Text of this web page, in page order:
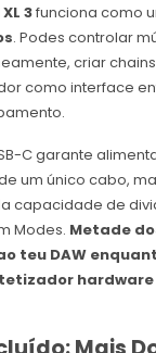
3funciona como
. Podes controlar
criar
como interface
C garante
um único cabo,
capacidade de
Modes. Metade
teu DAW
hardware